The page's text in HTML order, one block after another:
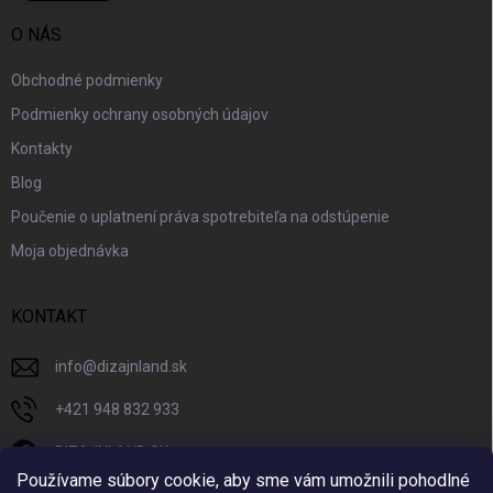
Používame súbory cookie, aby sme vám umožnili pohodlné
O NÁS
Obchodné podmienky
Podmienky ochrany osobných údajov
Kontakty
Blog
Poučenie o uplatnení práva spotrebiteľa na odstúpenie
Moja objednávka
KONTAKT
info@dizajnland.sk
+421 948 832 933
DIZAJNLAND SK